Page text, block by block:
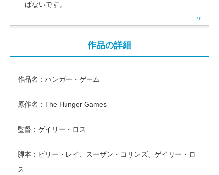
ばないです。
作品の詳細
作品名：ハンガー・ゲーム
原作名：The Hunger Games
監督：ゲイリー・ロス
脚本：ビリー・レイ、スーザン・コリンズ、ゲイリー・ロ
ス